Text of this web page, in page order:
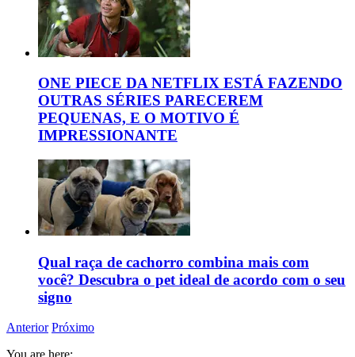
ONE PIECE DA NETFLIX ESTÁ FAZENDO
OUTRAS SÉRIES PARECEREM
PEQUENAS, E O MOTIVO É
IMPRESSIONANTE
Qual raça de cachorro combina mais com
você? Descubra o pet ideal de acordo com o seu
signo
Anterior Próximo